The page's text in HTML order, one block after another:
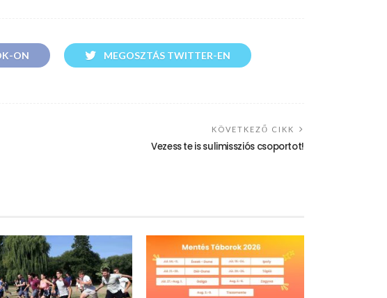
ON MEGOSZTÁS TWITTER-EN
KÖVETKEZŐ CIKK
Vezess te is sulimissziós csoportot!